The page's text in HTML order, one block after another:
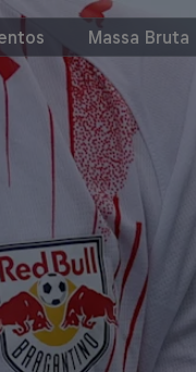
Massa Bruta